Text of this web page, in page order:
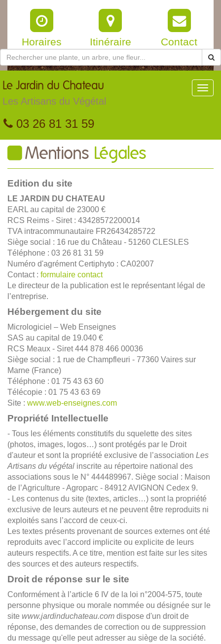
Horaires Itinéraire Contact
Le Jardin du Chateau
Les Artisans du Végétal
03 26 81 31 59
Mentions Légales
Edition du site
LE JARDIN DU CHATEAU
EARL au capital de 23000 €
RCS Reims - Siret : 43428572200014
TVA intracommunautaire FR26434285722
Siège social : 16 rue du Château - 51260 CLESLES
Téléphone : 03 26 81 31 59
Numéro d'agrément Certiphyto : CA02007
Contact : formulaire contact
Le directeur de la publication est le représentant légal de
l’entreprise.
Hébergement du site
Micrologiciel – Web Enseignes
SAS au capital de 19.040 €
RCS Meaux - Siret 444 878 466 00036
Siège social : 1 rue de Champfleuri - 77360 Vaires sur
Marne (France)
Téléphone : 01 75 43 63 60
Télécopie : 01 75 43 63 69
Site : www.web-enseignes.com
Propriété Intellectuelle
- Tous les éléments constitutifs du squelette des sites
(photos, images, logos…) sont protégés par le Droit
d'auteur et sont la propriété exclusive de l’association Les
Artisans du végétal inscrite au répertoire national des
associations sous le N° 444489967. Siège social : Maison
de l’Agriculture - Agroparc - 84912 AVIGNON Cedex 9.
- Les contenus du site (textes, articles…) sont la propriété
exclusive de leurs auteurs et ne peuvent être reproduits ni
exploités sans l’accord de ceux-ci.
Les textes présents provenant de sources externes ont été
reproduits avec l’accord implicite ou explicite de leurs
auteurs respectifs. A ce titre, mention est faite sur les sites
des sources et des auteurs respectifs.
Droit de réponse sur le site
Conformément à l’article 6 IV de la loi n°2004-575, toute
personne physique ou morale nommée ou désignée sur le
site www.jardinduchateau.com dispose d'un droit de
réponse, des demandes de correction ou de suppression
du message qu'elle peut adresser au siège de la société.